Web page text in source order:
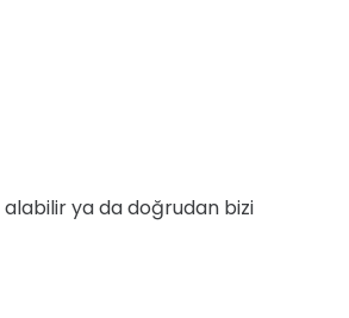
alabilir ya da doğrudan bizi